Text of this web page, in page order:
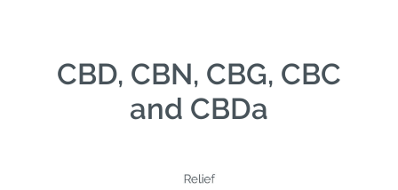
CBD, CBN, CBG, CBC
and CBDa